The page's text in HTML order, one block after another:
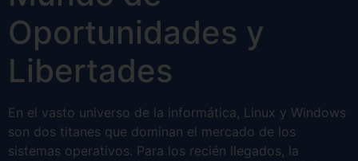
Oportunidades y
Libertades
En el vasto universo de la informática, Linux y Windows
son dos titanes que dominan el mercado de los
sistemas operativos. Para los recién llegados, la